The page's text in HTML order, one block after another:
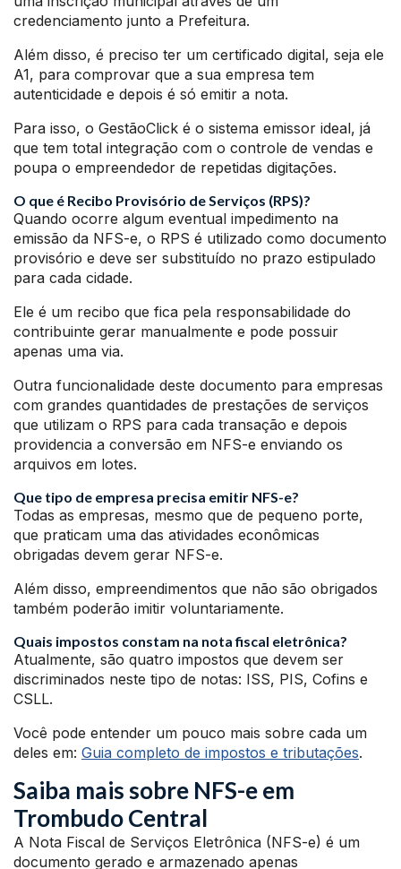
credenciamento junto a Prefeitura.
Além disso, é preciso ter um certificado digital, seja ele
A1, para comprovar que a sua empresa tem
autenticidade e depois é só emitir a nota.
Para isso, o GestãoClick é o sistema emissor ideal, já
que tem total integração com o controle de vendas e
poupa o empreendedor de repetidas digitações.
O que é Recibo Provisório de Serviços (RPS)?
Quando ocorre algum eventual impedimento na
emissão da NFS-e, o RPS é utilizado como documento
provisório e deve ser substituído no prazo estipulado
para cada cidade.
Ele é um recibo que fica pela responsabilidade do
contribuinte gerar manualmente e pode possuir
apenas uma via.
Outra funcionalidade deste documento para empresas
com grandes quantidades de prestações de serviços
que utilizam o RPS para cada transação e depois
providencia a conversão em NFS-e enviando os
arquivos em lotes.
Que tipo de empresa precisa emitir NFS-e?
Todas as empresas, mesmo que de pequeno porte,
que praticam uma das atividades econômicas
obrigadas devem gerar NFS-e.
Além disso, empreendimentos que não são obrigados
também poderão imitir voluntariamente.
Quais impostos constam na nota fiscal eletrônica?
Atualmente, são quatro impostos que devem ser
discriminados neste tipo de notas: ISS, PIS, Cofins e
CSLL.
Você pode entender um pouco mais sobre cada um
deles em: Guia completo de impostos e tributações.
Saiba mais sobre NFS-e em
Trombudo Central
A Nota Fiscal de Serviços Eletrônica (NFS-e) é um
documento gerado e armazenado apenas